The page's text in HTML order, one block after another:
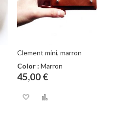
Clement mini, marron
Color : Marron
45,00 €
Ajouter